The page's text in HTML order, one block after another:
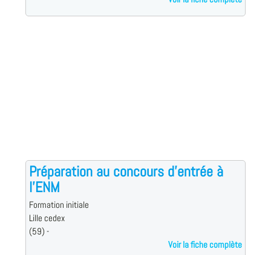
Préparation au concours d'entrée à
l'ENM
Formation initiale
Lille cedex
(59) -
Voir la fiche complète